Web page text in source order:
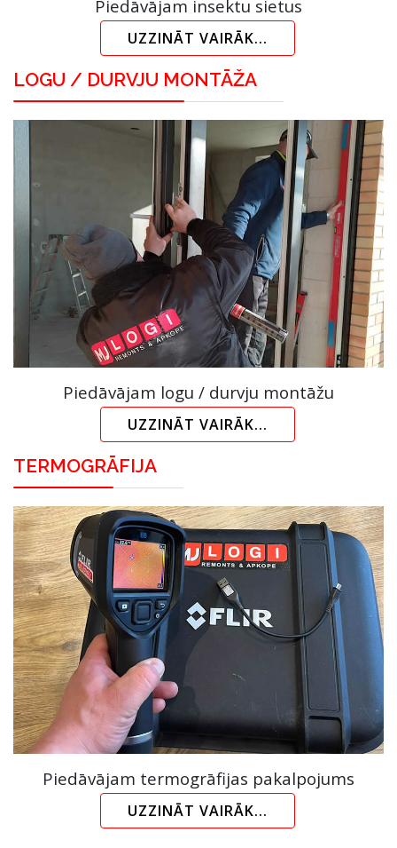
Piedāvājam insektu sietus
UZZINĀT VAIRĀK...
LOGU / DURVJU MONTĀŽA
Piedāvājam logu / durvju montāžu
UZZINĀT VAIRĀK...
TERMOGRĀFIJA
Piedāvājam termogrāfijas pakalpojums
UZZINĀT VAIRĀK...